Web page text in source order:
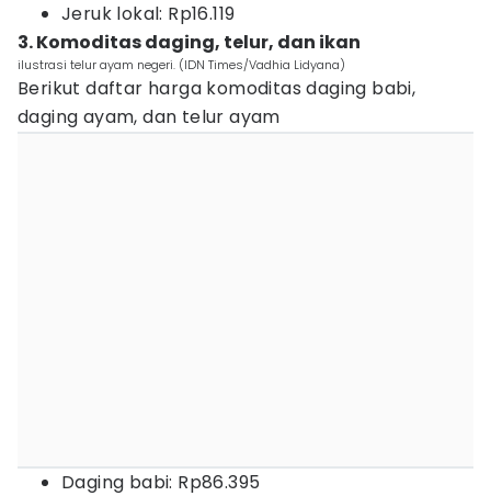
Jeruk lokal: Rp16.119
3. Komoditas daging, telur, dan ikan
ilustrasi telur ayam negeri. (IDN Times/Vadhia Lidyana)
Berikut daftar harga komoditas daging babi,
daging ayam, dan telur ayam
Daging babi: Rp86.395